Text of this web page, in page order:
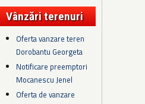
Vânzări terenuri
Oferta vanzare teren
Dorobantu Georgeta
Notificare preemptori
Mocanescu Jenel
Oferta de vanzare